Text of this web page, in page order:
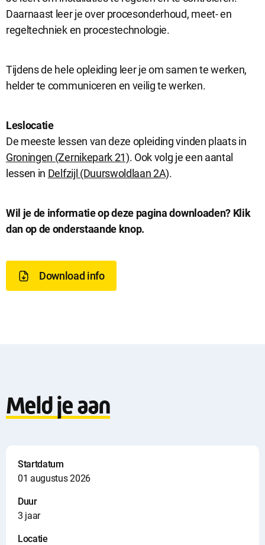
Daarnaast leer je over procesonderhoud, meet- en
regeltechniek en procestechnologie.
Tijdens de hele opleiding leer je om samen te werken,
helder te communiceren en veilig te werken.
Leslocatie
De meeste lessen van deze opleiding vinden plaats in
Groningen (Zernikepark 21). Ook volg je een aantal
lessen in Delfzijl (Duurswoldlaan 2A).
D
w
n
d
Wil je de informatie op deze pagina downloaden? Klik
dan op de onderstaande knop.
Download info
Meld je aan
Startdatum
01 augustus 2026
Duur
3 jaar
Locatie